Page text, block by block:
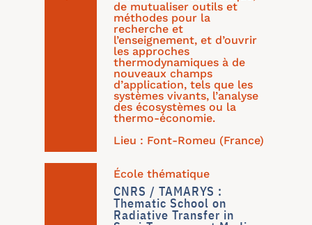
de mutualiser outils et
méthodes pour la
recherche et
l’enseignement, et d’ouvrir
les approches
thermodynamiques à de
nouveaux champs
d’application, tels que les
systèmes vivants, l’analyse
des écosystèmes ou la
thermo-économie.
Lieu : Font-Romeu (France)
École thématique
CNRS / TAMARYS :
Thematic School on
Radiative Transfer in